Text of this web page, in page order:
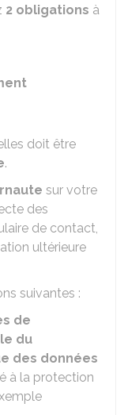
2 obligations à
doit être
.
sur votre
des
de contact,
ultérieure
suivantes :
de
du
des données
à la protection